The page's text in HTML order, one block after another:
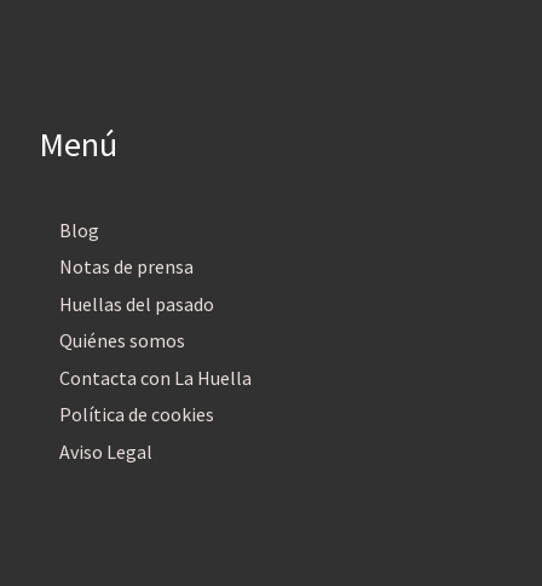
Menú
Blog
Notas de prensa
Huellas del pasado
Quiénes somos
Contacta con La Huella
Política de cookies
Aviso Legal